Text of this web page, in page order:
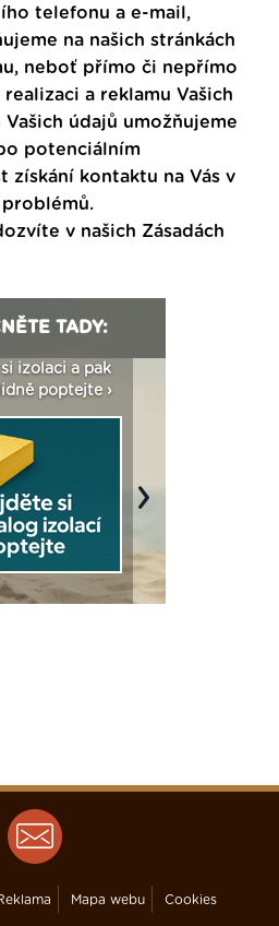
telefonu a e-mail,
na našich stránkách
neboť přímo či nepřímo
a reklamu Vašich
údajů umožňujeme
potenciálním
získání kontaktu na Vás v
v našich Zásadách
TADY:
izolaci a pak
poptejte ›
Next
Mapa webu Cookies